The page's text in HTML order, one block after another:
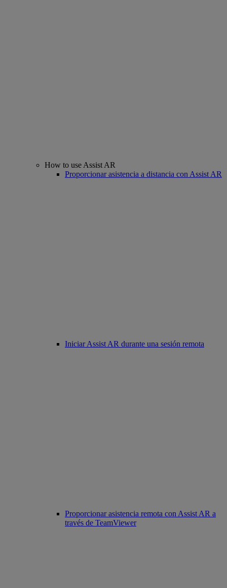
How to use Assist AR
Proporcionar asistencia a distancia con Assist AR
Iniciar Assist AR durante una sesión remota
Proporcionar asistencia remota con Assist AR a
través de TeamViewer